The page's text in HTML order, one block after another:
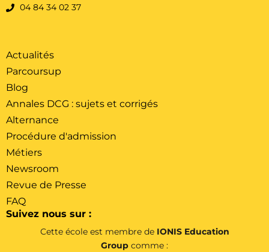
04 84 34 02 37
Actualités
Parcoursup
Blog
Annales DCG : sujets et corrigés
Alternance
Procédure d'admission
Métiers
Newsroom
Revue de Presse
FAQ
Suivez nous sur :
Cette école est membre de IONIS Education
Group comme :